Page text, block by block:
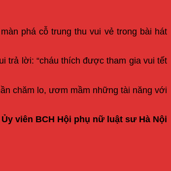
phá cỗ trung thu vui vẻ trong bài hát
trả lời: “cháu thích được tham gia vui tết
chăm lo, ươm mầm những tài năng với
viên BCH Hội phụ nữ luật sư Hà Nội